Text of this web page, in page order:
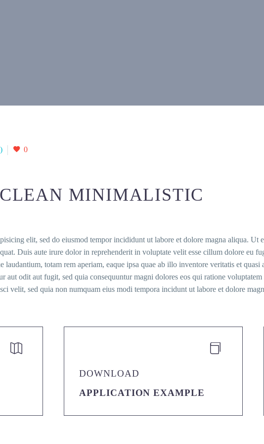
0
CLEAN MINIMALISTIC
elit, sed do eiusmod tempor incididunt ut labore et dolore magna aliqua.
Duis aute irure dolor in reprehenderit in voluptate velit esse cillum dolore eu
laudantium, totam rem aperiam, eaque ipsa quae ab illo inventore veritatis et
aut odit aut fugit, sed quia consequuntur magni dolores eos qui ratione
velit, sed quia non numquam eius modi tempora incidunt ut labore et dolore

 

DOWNLOAD
APPLICATION EXAMPLE